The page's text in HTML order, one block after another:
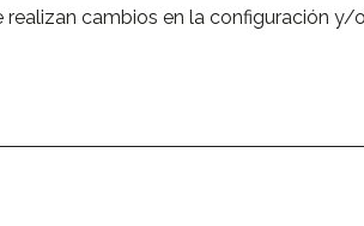
cambios en la configuración y/